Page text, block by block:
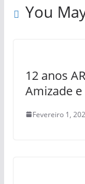
You
12 anos
Amizade
Fevereiro 1,